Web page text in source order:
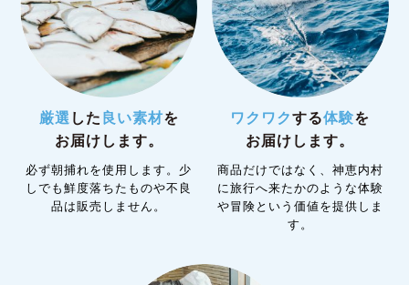
厳選 した 良い素材を
お届けします。
必ず朝捕れを使用します。 少
しでも鮮度落ちたものや不良
品は販売しません。
ワクワクする体験を
お届けします。
商品だけではなく、神恵内村
に旅行へ来たかのような体験
や冒険という価値を提供しま
す。